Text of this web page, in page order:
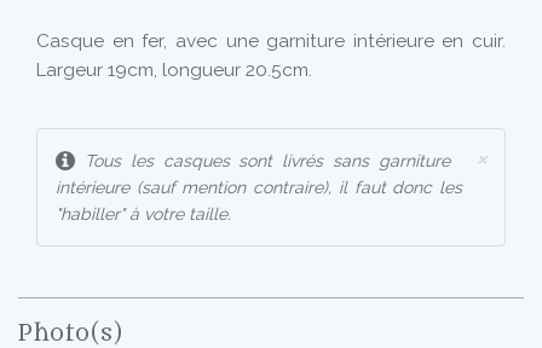
Casque en fer, avec une garniture intérieure en cuir.
Largeur 19cm, longueur 20.5cm.
×
Tous les casques sont livrés sans garniture
intérieure (sauf mention contraire), il faut donc les
"habiller" à votre taille.
Photo(s)